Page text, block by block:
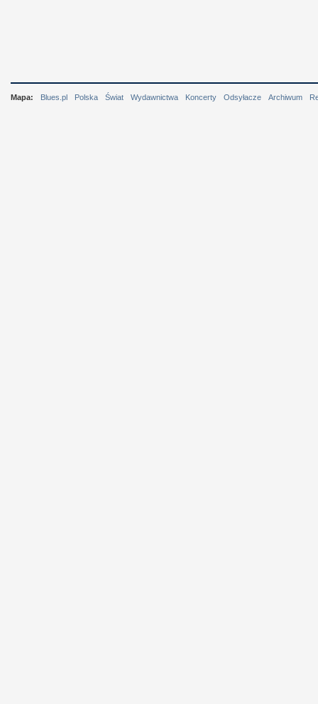
Mapa: Blues.pl Polska Świat Wydawnictwa Koncerty Odsyłacze Archiwum